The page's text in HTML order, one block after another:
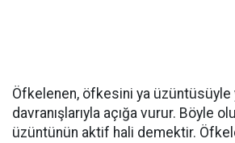
Öfkelenen, öfkesini ya üzüntüsüyle
davranışlarıyla açığa vurur. Böyle
üzüntünün aktif hali demektir.